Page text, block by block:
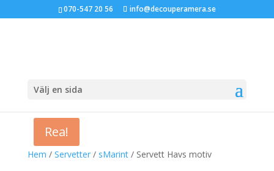
070-547 20 56 info@decouperamera.se
Välj en sida
Hem / Servetter/ sMarint/ Servett Havs motiv
Rea!